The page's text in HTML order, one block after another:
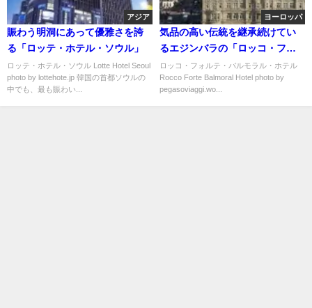
アジア
賑わう明洞にあって優雅さを誇
る「ロッテ・ホテル・ソウル」
ロッテ・ホテル・ソウル Lotte Hotel Seoul
photo by lottehote.jp 韓国の首都ソウルの
中でも、最も賑わい...
ヨーロッパ
気品の高い伝統を継承続けてい
るエジンバラの「ロッコ・フォ
ルテ・バルモラル・ホテル」
ロッコ・フォルテ・バルモラル・ホテル
Rocco Forte Balmoral Hotel photo by
pegasoviaggi.wo...